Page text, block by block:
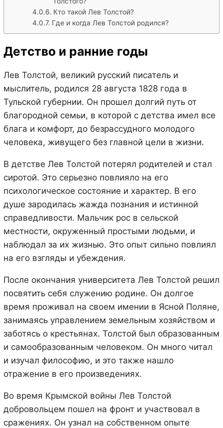
Кто такой Лев Толстой?
Где и когда Лев Толстой родился?
Детство и ранние годы
Лев Толстой, великий русский писатель и
мыслитель, родился 28 августа 1828 года в
Тульской губернии. Он прошел долгий путь от
благородной семьи, в которой с детства имел все
блага и комфорт, до безрассудного молодого
человека, живущего без главной цели в жизни.
В детстве Лев Толстой потерял родителей и стал
сиротой. Это серьезно повлияло на его
психологическое состояние и характер. В его
душе зародилась жажда познания и истинной
справедливости. Мальчик рос в сельской
местности, окруженный простыми людьми, и
наблюдал за их жизнью. Это опыт сильно повлиял
на его взгляды и убеждения.
После окончания университета Лев Толстой решил
посвятить себя служению родине. Он долгое
время проживал на своем имении в Ясной Поляне,
занимаясь управлением земельным хозяйством и
заботясь о крестьянах. Толстой был образованным
и самообразованным человеком. Он много читал
и изучал философию, и это также нашло
отражение в его произведениях.
Во время Крымской войны Лев Толстой
добровольцем пошел на фронт и участвовал в
сражениях. Он узнал на собственном опыте